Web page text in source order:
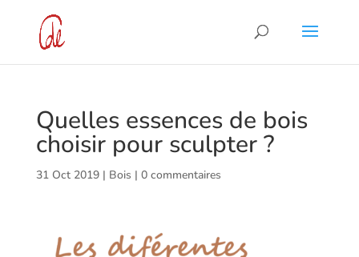
Quelles essences de bois
choisir pour sculpter ?
31 Oct 2019| Bois | 0 commentaires